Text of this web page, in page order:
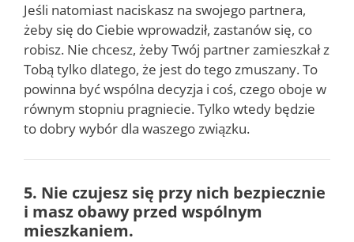
Jeśli natomiast naciskasz na swojego partnera,
żeby się do Ciebie wprowadził, zastanów się, co
robisz. Nie chcesz, żeby Twój partner zamieszkał z
Tobą tylko dlatego, że jest do tego zmuszany. To
powinna być wspólna decyzja i coś, czego oboje w
równym stopniu pragniecie. Tylko wtedy będzie
to dobry wybór dla waszego związku.
5. Nie czujesz się przy nich bezpiecznie
i masz obawy przed wspólnym
mieszkaniem.